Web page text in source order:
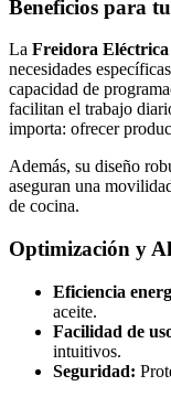
Beneficios para
La Freidora Eléctrica
necesidades
capacidad de
facilitan el trabajo
importa: ofrecer
Además, su diseño
aseguran una
de cocina.
Optimización y
Eficiencia
aceite.
Facilidad de
intuitivos.
Seguridad: